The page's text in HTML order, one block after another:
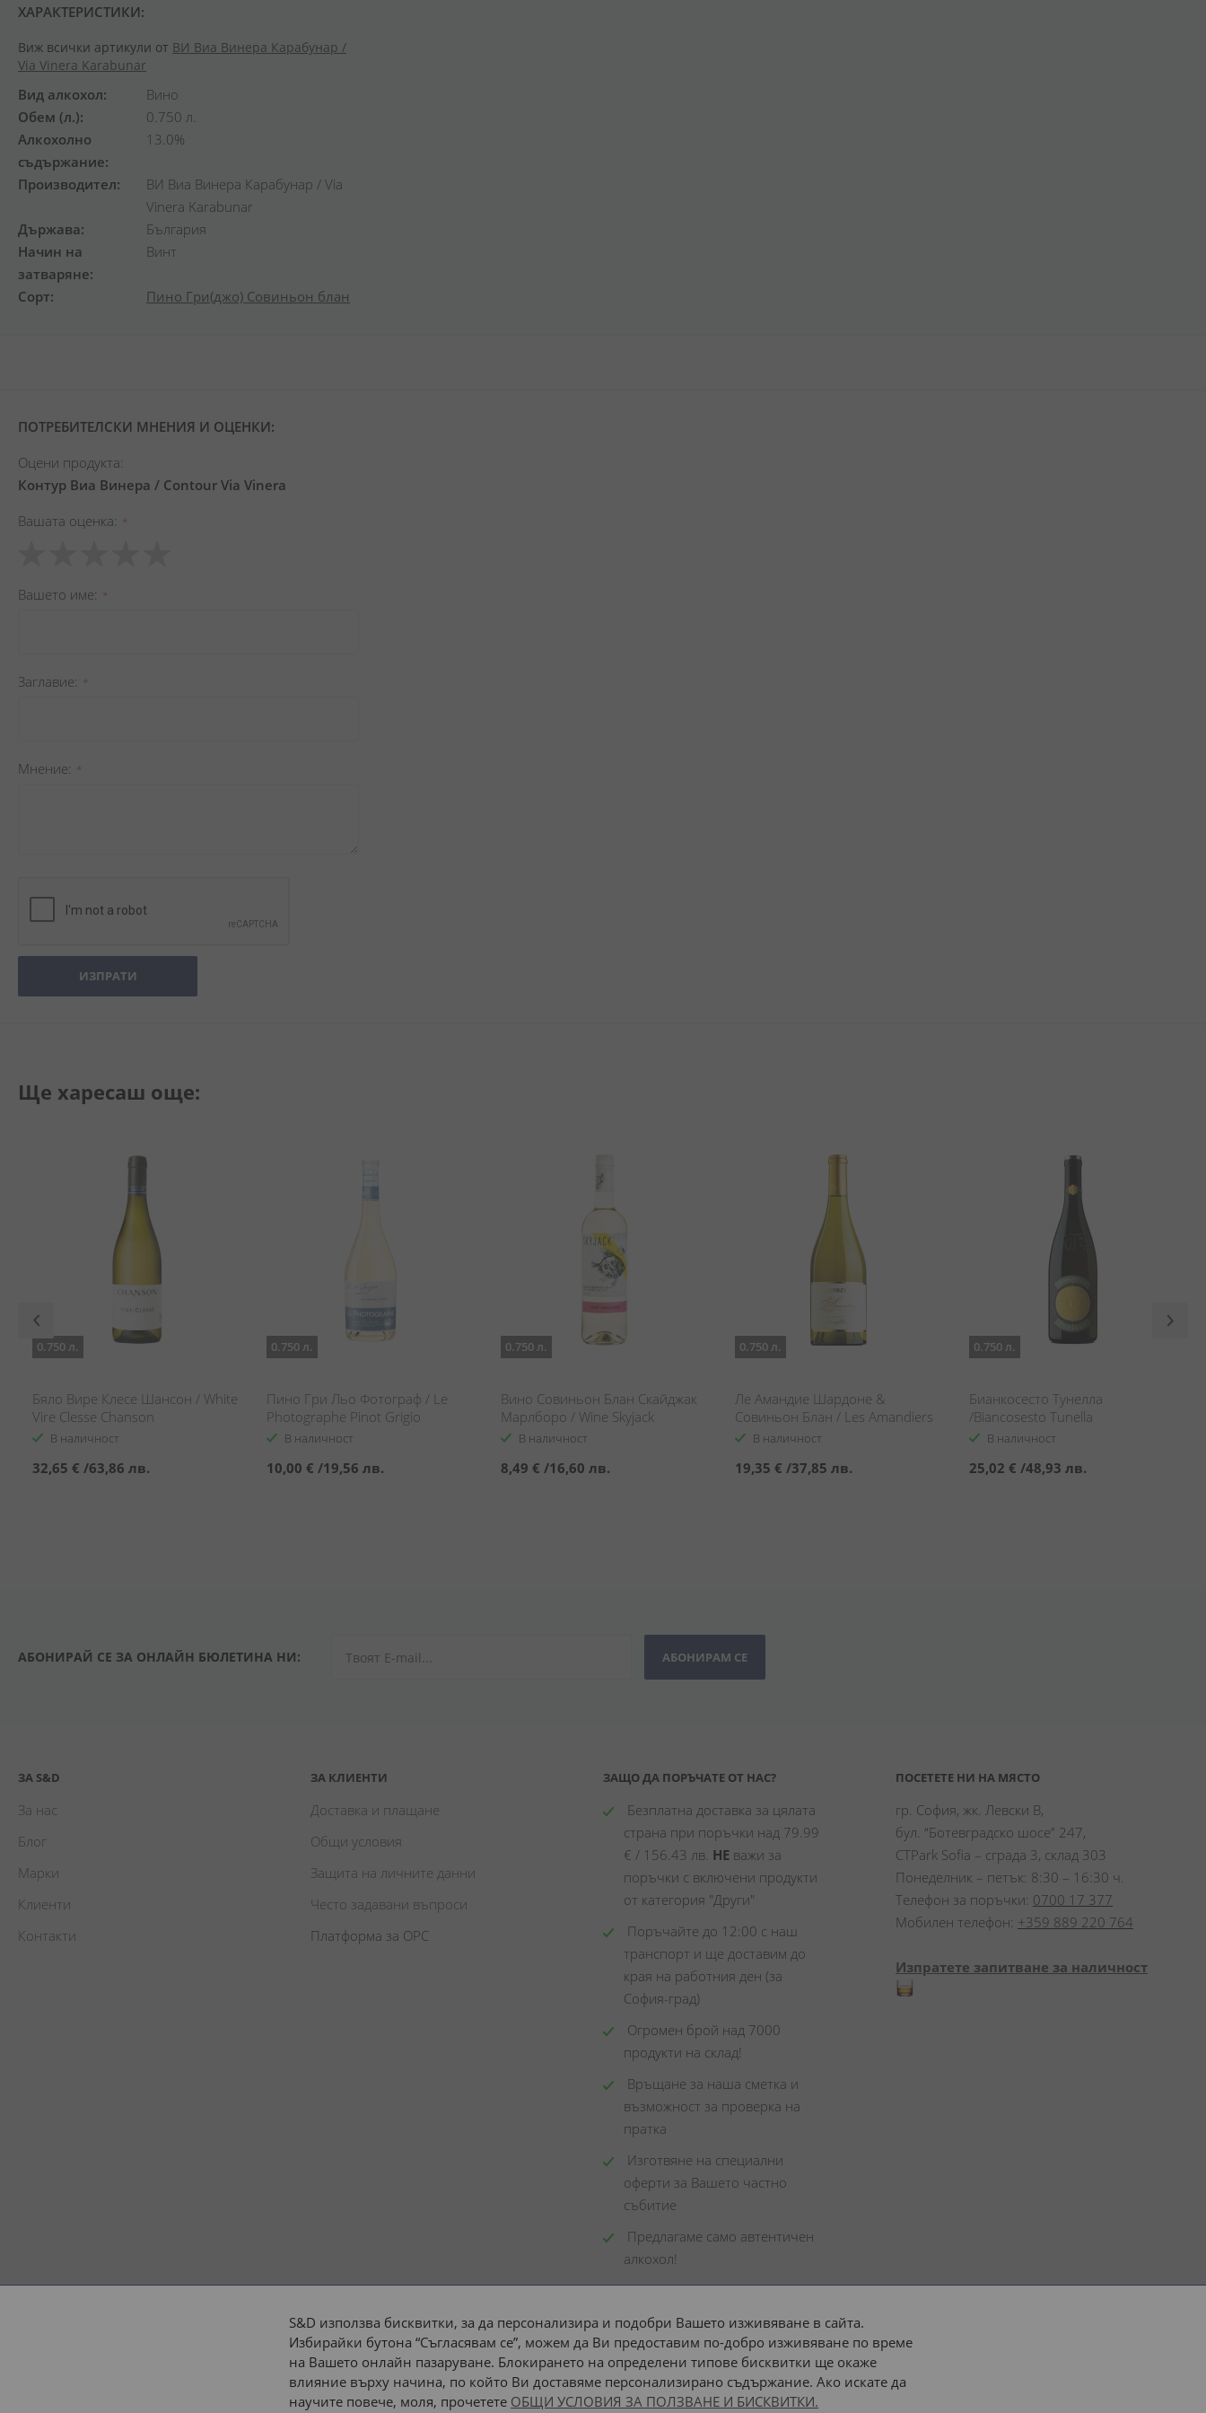
ХАРАКТЕРИСТИКИ:
Виж всички артикули от ВИ Виа Винера Карабунар /
Via Vinera Karabunar
Вид алкохол
Вино
Обем (л.)
0.750 л.
Алкохолно
съдържание
13.0%
Производител
ВИ Виа Винера Карабунар / Via
Vinera Karabunar
Държава
България
Начин на
затваряне
Винт
Сорт Пино Гри(джо) Совиньон блан
ПОТРЕБИТЕЛСКИ МНЕНИЯ И ОЦЕНКИ:
Оцени продукта:
Контур Виа Винера / Contour Via Vinera
Вашата оценка
star
stars
stars
stars
stars
Вашето име
Заглавиe
Мнение
ИЗПРАТИ
Ще харесаш още:
0.750 л.
Бяло Вире Клесе Шансон / White
Vire Clesse Chanson
В наличност
32,65 € /63,86 лв.
0.750 л.
Пино Гри Льо Фотограф / Le
Photographe Pinot Grigio
В наличност
10,00 € /19,56 лв.
0.750 л.
Вино Совиньон Блан Скайджак
Марлборо / Wine Skyjack
Sauvignon Blanc Marlborough
В наличност
8,49 € /16,60 лв.
0.750 л.
Ле Амандие Шардоне &
Совиньон Блан / Les Amandiers
Chardonnay & Sauvignon Blanc
В наличност
19,35 € /37,85 лв.
0.750 л.
Бианкосесто Тунелла
/Biancosesto Tunella
В наличност
25,02 € /48,93 лв.
АБОНИРАЙ СЕ ЗА ОНЛАЙН БЮЛЕТИНА НИ: АБОНИРАМ СЕ
ЗА S&D
За нас
Блог
Марки
Клиенти
Контакти
ЗА КЛИЕНТИ
Доставка и плащане
Общи условия
Защита на личните данни
Често задавани въпроси
Платформа за ОРС
ЗАЩО ДА ПОРЪЧАТЕ ОТ НАС?
Безплатна доставка за цялата
страна при поръчки над 79.99
€ / 156.43 лв. НЕ важи за
поръчки с включени продукти
от категория "Други"
Поръчайте до 12:00 с наш
транспорт и ще доставим до
края на работния ден (за
София-град)
Огромен брой над 7000
продукти на склад!
Връщане за наша сметка и
възможност за проверка на
пратка
Изготвяне на специални
оферти за Вашето частно
събитие
Предлагаме само автентичен
алкохол!
ПОСЕТЕТЕ НИ НА МЯСТО
гр. София, жк. Левски В,
бул. “Ботевградско шосе” 247,
CTPark Sofia – сграда 3, склад 303
Понеделник – петък: 8:30 – 16:30 ч.
Телефон за поръчки: 0700 17 377
Мобилен телефон: +359 889 220 764
Изпратете запитване за наличност
Доставка до адрес с: или наш транспорт
S&D използва бисквитки, за да персонализира и подобри Вашето изживяване в сайта.
Избирайки бутона “Съгласявам се”, можем да Ви предоставим по-добро изживяване по време
на Вашето онлайн пазаруване. Блокирането на определени типове бисквитки ще окаже
влияние върху начина, по който Ви доставяме персонализирано съдържание. Ако искате да
научите повече, моля, прочетете ОБЩИ УСЛОВИЯ ЗА ПОЛЗВАНЕ И БИСКВИТКИ.